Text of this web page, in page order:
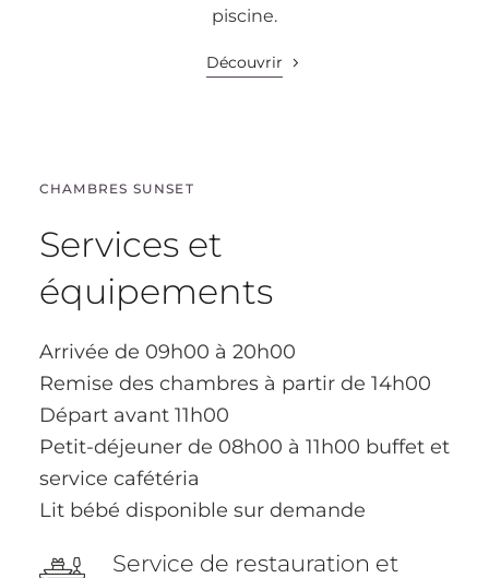
piscine.
Découvrir
CHAMBRES SUNSET
Services et
équipements
Arrivée de 09h00 à 20h00
Remise des chambres à partir de 14h00
Départ avant 11h00
Petit-déjeuner de 08h00 à 11h00 buffet et
service cafétéria
Lit bébé disponible sur demande
Service de restauration et